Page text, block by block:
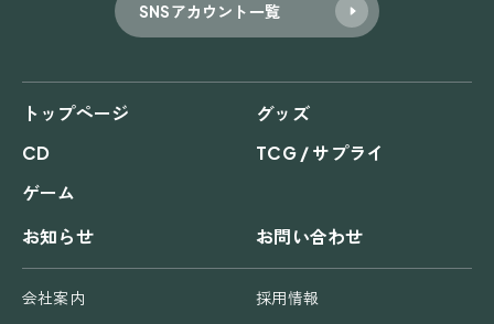
SNSアカウント一覧
トップページ
グッズ
CD
TCG / サプライ
ゲーム
お知らせ
お問い合わせ
会社案内 採用情報